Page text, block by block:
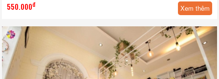
550.000đ Xem thêm